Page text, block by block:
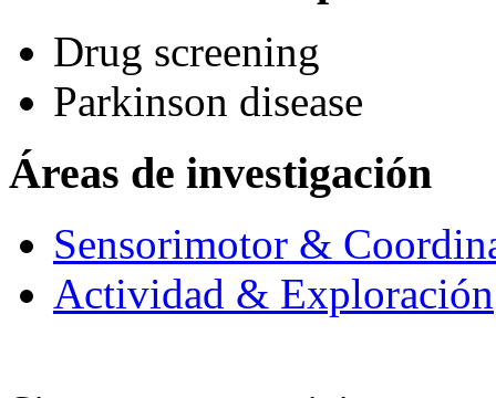
Drug screening
Parkinson disease
Áreas de investigación
Sensorimotor &
Actividad & Exploración